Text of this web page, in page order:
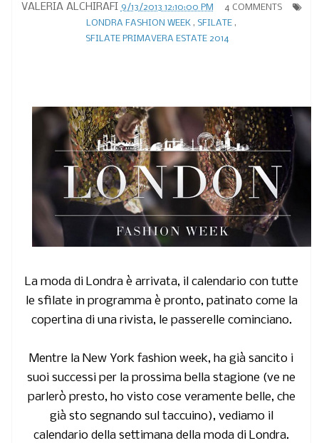
VALERIA ALCHIRAFI 9/13/2013 12:10:00 PM
4 COMMENTS
LONDRA FASHION WEEK , SFILATE ,
SFILATE PRIMAVERA ESTATE 2014
La moda di Londra è arrivata, il calendario con tutte
le sfilate in programma è pronto, patinato come la
copertina di una rivista, le passerelle cominciano.
Mentre la New York fashion week, ha già sancito i
suoi successi per la prossima bella stagione (ve ne
parlerò presto, ho visto cose veramente belle, che
già sto segnando sul taccuino), vediamo il
calendario della settimana della moda di Londra.